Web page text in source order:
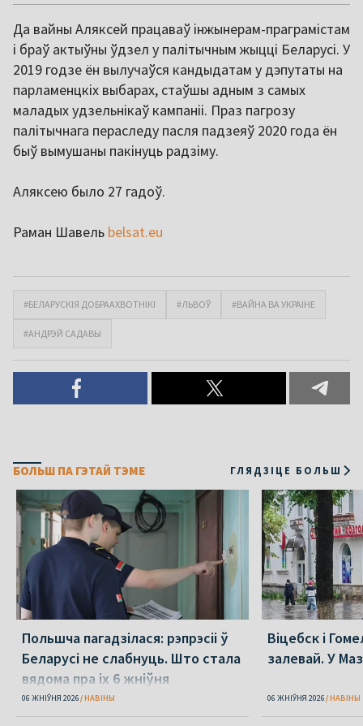
Да вайны Аляксей працаваў інжынерам-праграмістам
і браў актыўны ўдзел у палітычным жыцці Беларусі. У
2019 годзе ён вылучаўся кандыдатам у дэпутаты на
парламенцкіх выбарах, стаўшы адным з самых
маладых удзельнікаў кампаніі. Праз пагрозу
палітычнага пераследу пасля падзеяў 2020 года ён
быў вымушаны пакінуць радзіму.
Аляксею было 27 гадоў.
Раман Шавель belsat.eu
#БЕЛАРУСКІЯ ДОБРААХВОТНІКІ #ЛЬВОЎ #ВАЙНА ВА УКРАІНЕ
#АНДРЭЙ САДАВЫ
БОЛЬШ ПА ГЭТАЙ ТЭМЕ ГЛЯДЗІЦЕ БОЛЬШ
Польшча пагадзілася: рэпрэсіі ў
Беларусі не слабнуць. Што стала
вядома пра іх 6 жніўня
06 ЖНІЎНЯ 2026 НАВІНЫ
Віцебск і
залевай. У
06 ЖНІЎНЯ 2026 НАВІНЫ